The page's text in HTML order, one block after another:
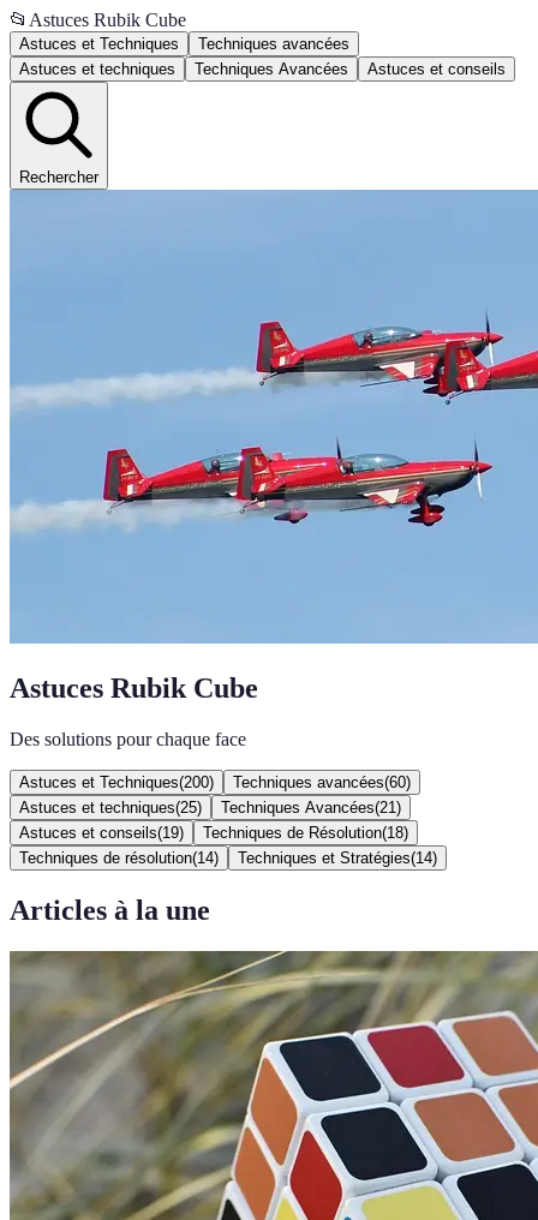
📂 Astuces Rubik Cube
Astuces et Techniques
Techniques avancées
Astuces et techniques
Techniques Avancées Astuces et conseils
Rechercher
Astuces Rubik Cube
Des solutions pour chaque face
Astuces et Techniques(200) Techniques avancées(60)
Astuces et techniques(25) Techniques Avancées(21 )
Astuces et conseils(19) Techniques de Résolution(18)
Techniques de résolution(14) Techniques et Stratégies(14)
Articles à la une